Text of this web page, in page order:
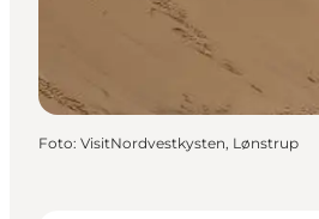
Foto: VisitNordvestkysten, Lønstrup